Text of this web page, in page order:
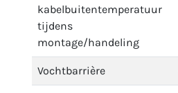
kabelbuitentemperatuur
tijdens
montage/handeling
Vochtbarrière